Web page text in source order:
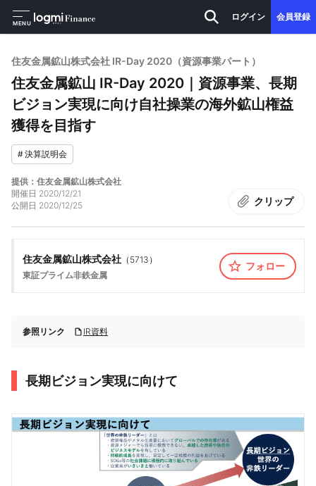
MENU
ログイン 会員登録
住友金属鉱山株式会社 IR-Day 2020（資源事業パート）
住友金属鉱山 IR-Day 2020｜資源事業、長期
ビジョン実現に向け自社操業の海外鉱山権益
獲得を目指す
#決算説明会
提供：住友金属鉱山株式会社
開催日 2020/12/21
公開日 2020/12/25 クリップ
住友金属鉱山株式会社 （ 5713 ）
東証プライム非鉄金属
フォロー
参照リンク IR資料
⻑期ビジョン実現に向けて